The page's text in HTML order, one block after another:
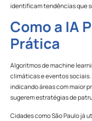
identificam tendências que
Como a IA
Prática
Algoritmos de machine
climáticas e eventos sociais.
indicando áreas com maior
sugerem estratégias de
Cidades como São Paulo já